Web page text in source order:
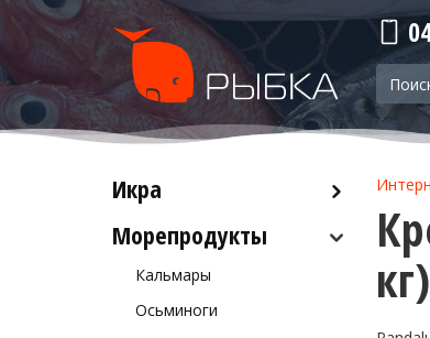
Икра
Красная икра
Морепродукты
Кальмары
Осьминоги
кг)